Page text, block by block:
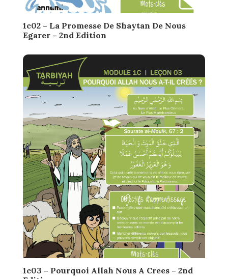
1c02 – La Promesse De Shaytan De Nous
Egarer – 2nd Edition
1c03 – Pourquoi Allah Nous A Crees – 2nd